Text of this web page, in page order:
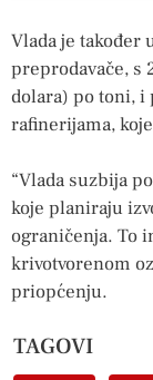
Vlada je također
preprodavače, s
dolara) po toni, i
rafinerijama,
“Vlada suzbija
koje planiraju
ograničenja. To
krivotvorenom
priopćenju.
TAGOVI